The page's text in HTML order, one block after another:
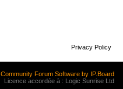
Privacy Policy
Community Forum Software by IP.Board
Licence accordée à : Logic Sunrise Ltd